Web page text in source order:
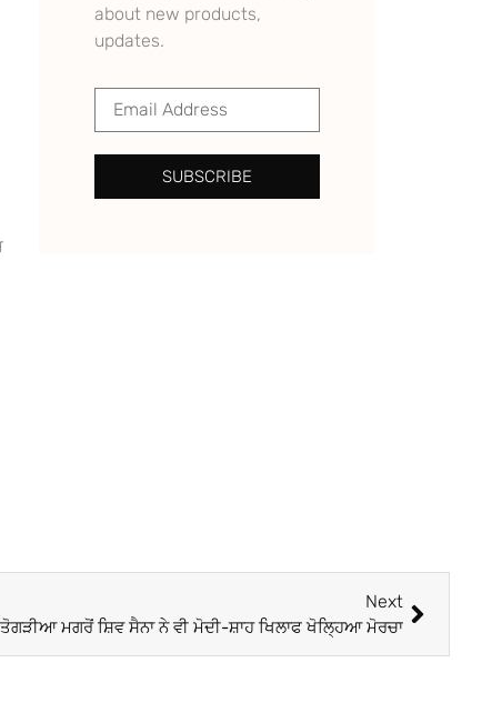
about new products,
updates.
SUBSCRIBE
Next
ਤੋਗੜੀਆ ਮਗਰੋਂ ਸ਼ਿਵ ਸੈਨਾ ਨੇ ਵੀ ਮੋਦੀ-ਸ਼ਾਹ ਖਿਲਾਫ ਖੋਲ੍ਹਿਆ ਮੋਰਚਾ